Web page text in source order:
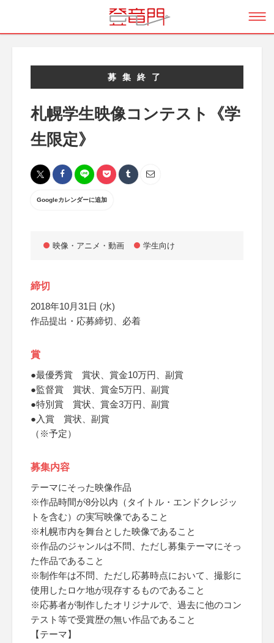
募集終了
札幌学生映像コンテスト《学
生限定》
Googleカレンダーに追加
映像・アニメ・動画 学生向け
締切
2018年10月31日 (水)
作品提出・応募締切、必着
賞
●最優秀賞 賞状、賞金10万円、副賞
●監督賞 賞状、賞金5万円、副賞
●特別賞 賞状、賞金3万円、副賞
●入賞 賞状、副賞
（※予定）
募集内容
テーマにそった映像作品
※作品時間が8分以内（タイトル・エンドクレジッ
トを含む）の実写映像であること
※札幌市内を舞台とした映像であること
※作品のジャンルは不問、ただし募集テーマにそっ
た作品であること
※制作年は不問、ただし応募時点において、撮影に
使用したロケ地が現存するものであること
※応募者が制作したオリジナルで、過去に他のコン
テスト等で受賞歴の無い作品であること
【テーマ】